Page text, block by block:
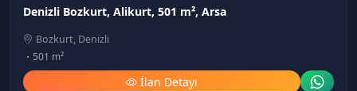
Denizli Bozkurt, Alikurt, 501 m², Arsa
Bozkurt, Denizli
501 m²
İlan Detayı